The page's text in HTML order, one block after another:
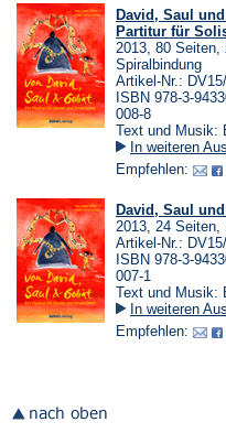
David, Saul
Partitur für
2013, 80
Spiralbindung
Artikel-Nr.:
ISBN 978-3-
008-8
Text und Musik:
In weiteren
Empfehlen:
David, Saul
2013, 24
Artikel-Nr.:
ISBN 978-3-
007-1
Text und Musik:
In weiteren
Empfehlen: